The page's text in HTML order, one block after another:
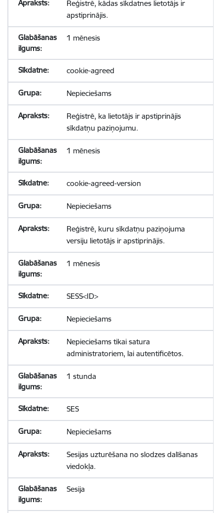
Reģistrē, kādas sīkdatnes lietotājs ir
apstiprinājis.
1 mēnesis
cookie-agreed
Nepieciešams
Reģistrē, ka lietotājs ir apstiprinājis
sīkdatņu paziņojumu.
1 mēnesis
cookie-agreed-version
Nepieciešams
Reģistrē, kuru sīkdatņu paziņojuma
versiju lietotājs ir apstiprinājis.
1 mēnesis
SESS<ID>
Nepieciešams
Nepieciešams tikai satura
administratoriem, lai autentificētos.
1 stunda
SES
Nepieciešams
Sesijas uzturēšana no slodzes dalīšanas
viedokļa.
Sesija